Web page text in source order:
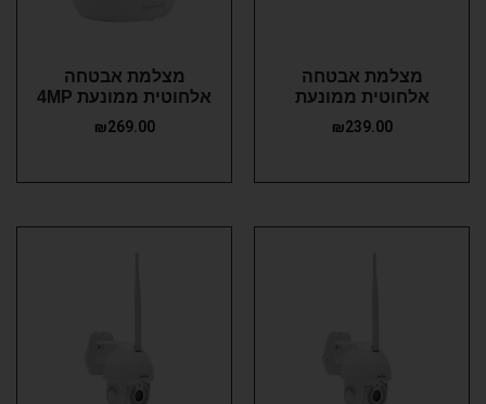
מצלמת אבטחה
אלחוטית ממונעת
₪239.00
מצלמת אבטחה
אלחוטית ממונעת 4MP
₪269.00